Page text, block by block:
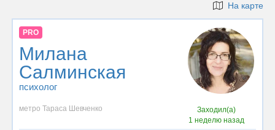
На карте
PRO
Милана
Салминская
психолог
метро Тараса Шевченко
Заходил(а)
1 неделю назад